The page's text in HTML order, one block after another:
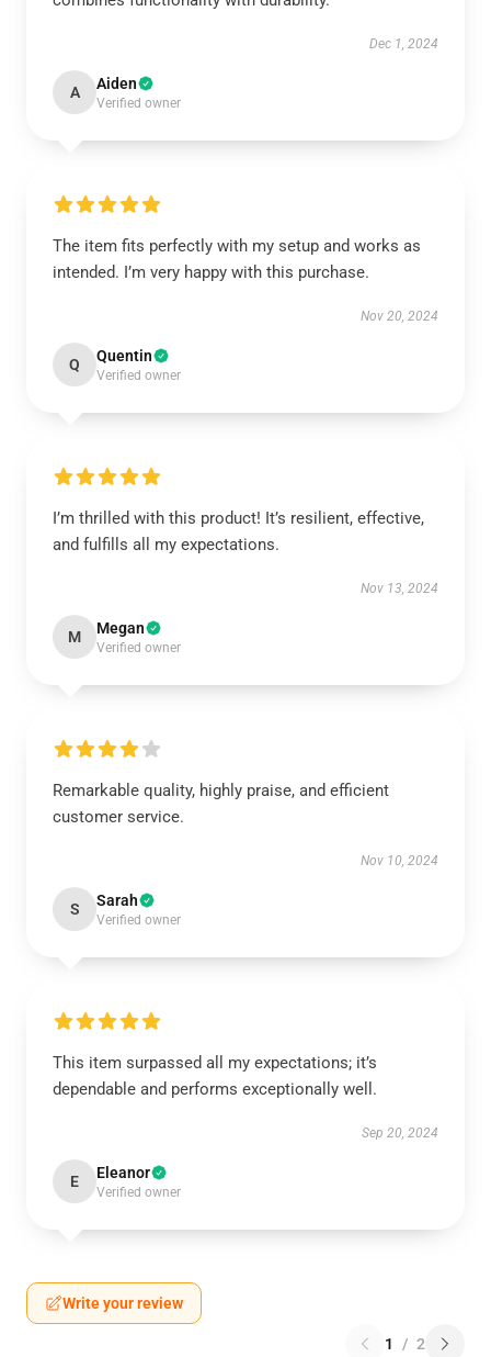
Dec 1, 2024
A Aiden
Verified owner
The item fits perfectly with my setup and works as
intended. I’m very happy with this purchase.
Nov 20, 2024
Q Quentin
Verified owner
I’m thrilled with this product! It’s resilient, effective,
and fulfills all my expectations.
Nov 13, 2024
M Megan
Verified owner
Remarkable quality, highly praise, and efficient
customer service.
Nov 10, 2024
S Sarah
Verified owner
This item surpassed all my expectations; it’s
dependable and performs exceptionally well.
Sep 20, 2024
E Eleanor
Verified owner
Write your review
1 / 2